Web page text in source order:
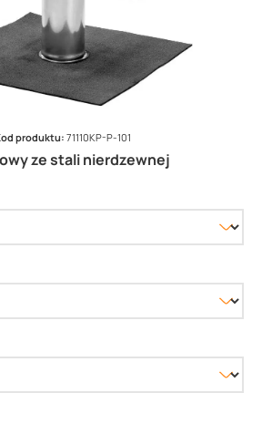
ze stali nierdzewnej
produktu: 71110KP-P-101